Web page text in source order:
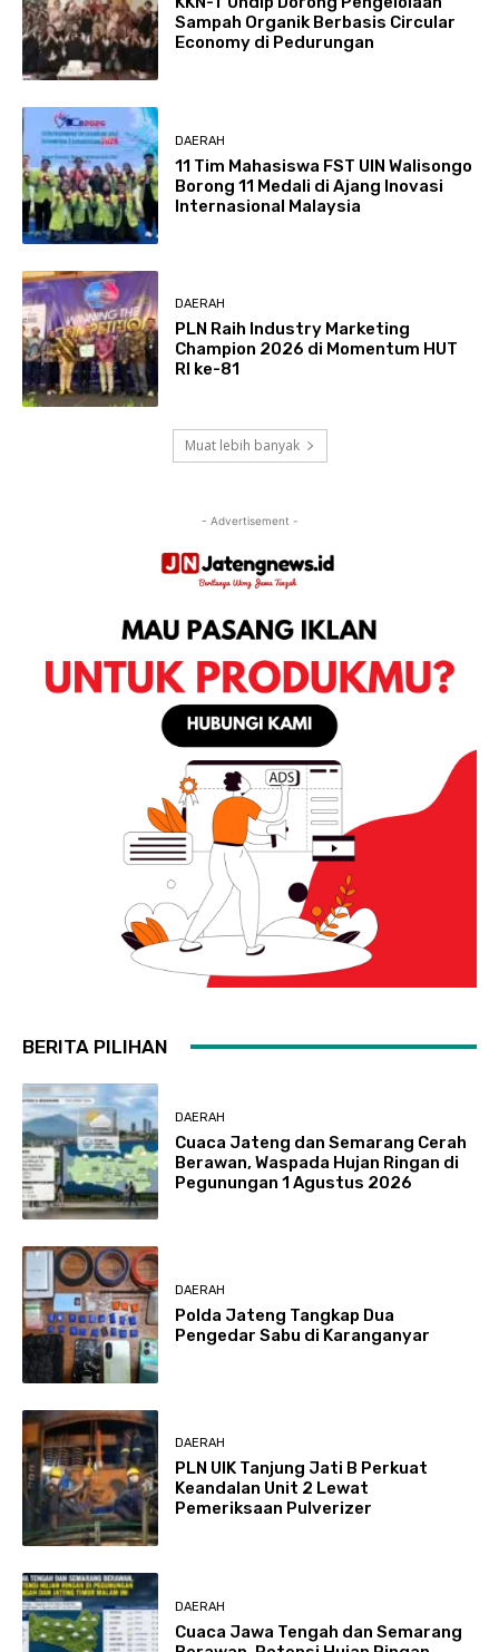
Sampah Organik Berbasis Circular
Economy di Pedurungan
DAERAH
11 Tim Mahasiswa FST UIN Walisongo
Borong 11 Medali di Ajang Inovasi
Internasional Malaysia
DAERAH
PLN Raih Industry Marketing
Champion 2026 di Momentum HUT
RI ke-81
Muat lebih banyak
- Advertisement -
BERITA PILIHAN
DAERAH
Cuaca Jateng dan Semarang Cerah
Berawan, Waspada Hujan Ringan di
Pegunungan 1 Agustus 2026
DAERAH
Polda Jateng Tangkap Dua
Pengedar Sabu di Karanganyar
DAERAH
PLN UIK Tanjung Jati B Perkuat
Keandalan Unit 2 Lewat
Pemeriksaan Pulverizer
DAERAH
Cuaca Jawa Tengah dan Semarang